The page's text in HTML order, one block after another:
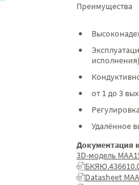
Преимущества
исполнения)
от 1 до 3
Удалённое
Документация
3D-модель
Datasheet